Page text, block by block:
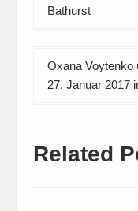
Bathurst
Oxana Voytenko
27. Januar 2017
Related